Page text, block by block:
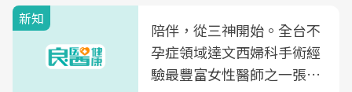
新知
陪伴，從三神開始。全台不
孕症領域達文西婦科手術經
驗最豐富女性醫師之一張永